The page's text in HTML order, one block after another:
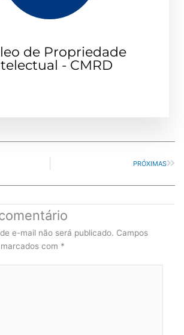
de Propriedade
- CMRD
PRÓXIMAS
e-mail não será publicado. Campos
com *